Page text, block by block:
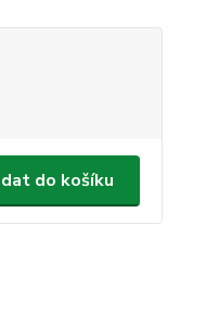
do košíku